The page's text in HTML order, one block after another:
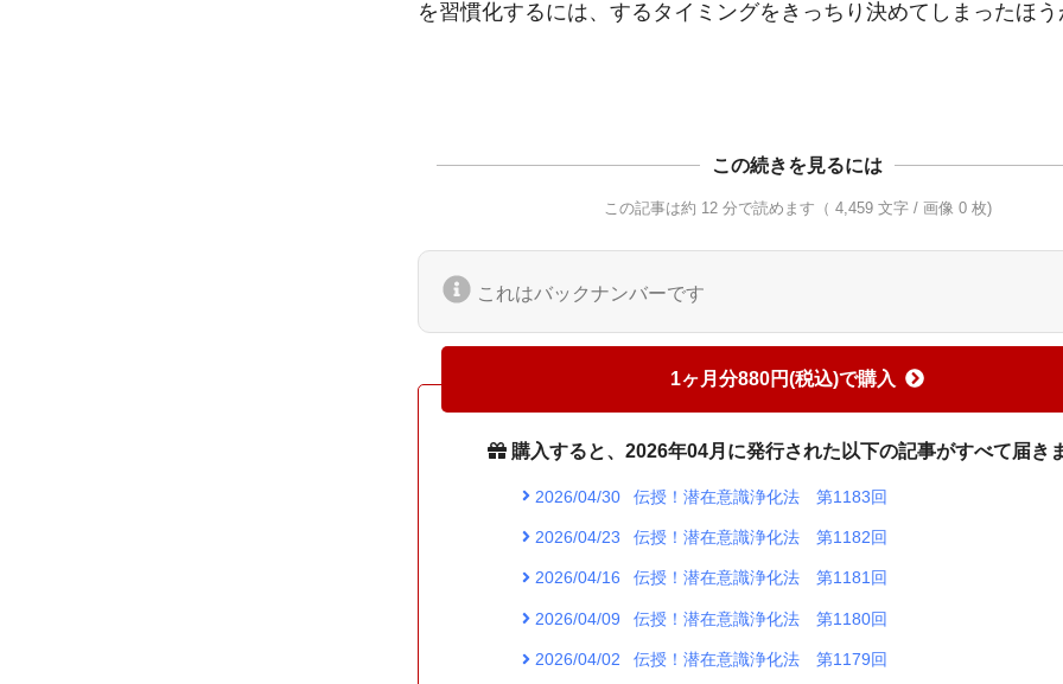
を習慣化するには、するタイミングをきっちり決めてしまったほう
この続きを見るには
この記事は約 12 分で読めます（ 4,459 文字 / 画像 0 枚)
これはバックナンバーです
1ヶ月分880円(税込)で購入
購入すると、2026年04月に発行された以下の記事がすべて届き
2026/04/30 伝授！潜在意識浄化法 第1183回
2026/04/23 伝授！潜在意識浄化法 第1182回
2026/04/16 伝授！潜在意識浄化法 第1181回
2026/04/09 伝授！潜在意識浄化法 第1180回
2026/04/02 伝授！潜在意識浄化法 第1179回